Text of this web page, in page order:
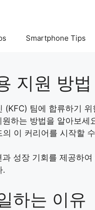
Smartphone Tips
지원 방
(KFC) 팀에 합류하기
하는 방법을 알아보
이 커리어를 시작할
성장 기회를 제공하
.
하는 이유